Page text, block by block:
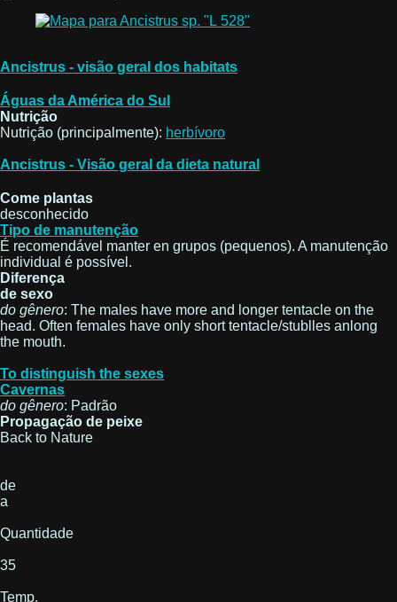
Ancistrus - visão geral dos habitats
Águas da América do Sul
Nutrição
Nutrição (principalmente): herbívoro
Ancistrus - Visão geral da dieta natural
Come plantas
desconhecido
Tipo de manutenção
É recomendável manter en grupos (pequenos). A manutenção
individual é possível.
Diferença
de sexo
do gênero: The males have more and longer tentacle on the
head. Often females have only short tentacle/stublles anlong
the mouth.
To distinguish the sexes
Cavernas
do gênero: Padrão
Propagação de peixe
Back to Nature
de
a
Quantidade
35
Temp.